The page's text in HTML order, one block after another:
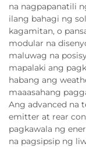
na nagpapanatili
ilang bahagi ng
kagamitan, o
modular na
maluwag na
mapalaki ang
habang ang
maaasahang
Ang advanced na
emitter at rear
pagkawala ng
na pagsipsip ng